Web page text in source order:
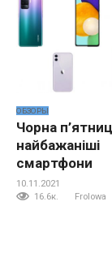
ОБЗОРЫ
Чорна
найбажаніші
смартфони
10.11.2021
16.6к.
Frolowa